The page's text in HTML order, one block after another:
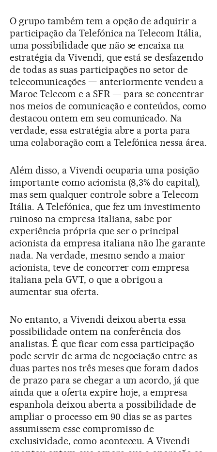
O grupo também tem a opção de adquirir a
participação da Telefónica na Telecom Itália,
uma possibilidade que não se encaixa na
estratégia da Vivendi, que está se desfazendo
de todas as suas participações no setor de
telecomunicações — anteriormente vendeu a
Maroc Telecom e a SFR — para se concentrar
nos meios de comunicação e conteúdos, como
destacou ontem em seu comunicado. Na
verdade, essa estratégia abre a porta para
uma colaboração com a Telefónica nessa área.
Além disso, a Vivendi ocuparia uma posição
importante como acionista (8,3% do capital),
mas sem qualquer controle sobre a Telecom
Itália. A Telefónica, que fez um investimento
ruinoso na empresa italiana, sabe por
experiência própria que ser o principal
acionista da empresa italiana não lhe garante
nada. Na verdade, mesmo sendo a maior
acionista, teve de concorrer com empresa
italiana pela GVT, o que a obrigou a
aumentar sua oferta.
No entanto, a Vivendi deixou aberta essa
possibilidade ontem na conferência dos
analistas. É que ficar com essa participação
pode servir de arma de negociação entre as
duas partes nos três meses que foram dados
de prazo para se chegar a um acordo, já que
ainda que a oferta expire hoje, a empresa
espanhola deixou aberta a possibilidade de
ampliar o processo em 90 dias se as partes
assumissem esse compromisso de
exclusividade, como aconteceu. A Vivendi